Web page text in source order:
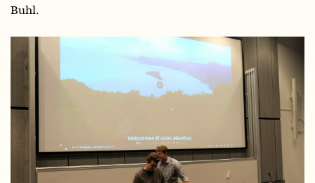
Buhl.